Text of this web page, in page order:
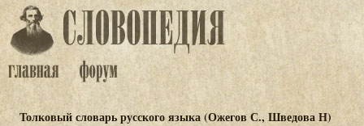
Толковый словарь русского языка (Ожегов С., Шведова Н)